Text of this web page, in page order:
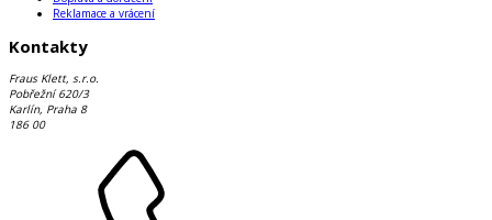
Reklamace a vrácení
Kontakty
Fraus Klett, s.r.o.
Pobřežní 620/3
Karlín, Praha 8
186 00